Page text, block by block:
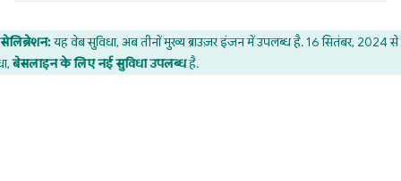
सेलिब्रेशन:यह वेब सुविधा, अब तीनों मुख्य ब्राउज़र इंजन में उपलब्ध है. 16 सितंबर, 2024
बेसलाइन के लिए नई सुविधा उपलब्धहै.